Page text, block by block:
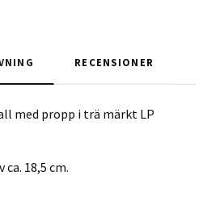
RECENSIONER
med propp i trä märkt LP
ca. 18,5 cm.